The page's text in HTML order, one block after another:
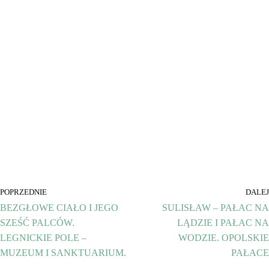
POPRZEDNIE
BEZGŁOWE CIAŁO I JEGO
SZEŚĆ PALCÓW.
LEGNICKIE POLE –
MUZEUM I SANKTUARIUM.
DALEJ
SULISŁAW – PAŁAC NA
LĄDZIE I PAŁAC NA
WODZIE. OPOLSKIE
PAŁACE